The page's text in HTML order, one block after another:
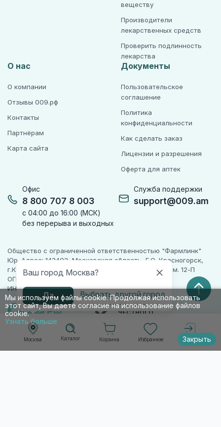
Москва
Ваш город Москва?
Да Выбрать другой город
Каталог Корзина Избранное Войти
Мы используем файлы cookie. Продолжая использовать
этот сайт, Вы даете согласие на использование файлов
cookie.
Узнать больше
Закрыть
Офис
8 800 707 8 003
с 04:00 до 16:00 (МСК)
без перерыва и выходных
Служба поддержки
support@009.am
веществу
Производители
лекарственных средств
Проверить подлинность
лекарства
О нас
О компании
Отзывы 009.рф
Контакты
Партнёрам
Карта сайта
Документы
Пользовательское
соглашение
Политика
конфиденциальности
Как сделать заказ
Лицензии и разрешения
Оферта для аптек
Общество с ограниченной ответственностью "Фармлинк"
Юр. Адрес: 143402, Московская область, Г.О. Красногорск,
г.Красногорск, ул. Жуковского, д. 17, помещ. III, ком. 12-П
ОГРН 1225000071955
ИНН 5024223277
ПАРТНЕР
ЧЕСТНОГО